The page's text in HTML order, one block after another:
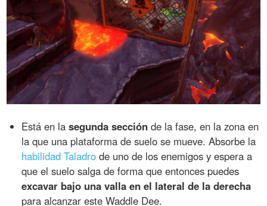
Está en lasegunda sección de la fase, en la zona en
la que una plataforma de suelo se mueve. Absorbe la
habilidad Taladro de uno de los enemigos y espera a
que el suelo salga de forma que entonces puedes
excavar bajo una valla en el lateral de la derecha
para alcanzar este Waddle Dee.